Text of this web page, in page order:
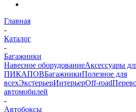
Главная
-
Каталог
-
Багажники
Навесное оборудованиеАксессуары
ПИКАПОВБагажникиПолезное для
всехЭкстерьерИнтерьерOff-road
автомобилей
-
Автобоксы